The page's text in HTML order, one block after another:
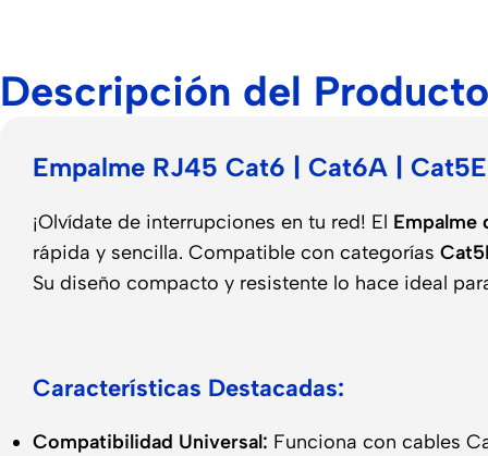
Descripción del Producto
Empalme RJ45 Cat6 | Cat6A |
¡Olvídate de interrupciones en tu red! El Empalme
rápida y sencilla. Compatible con categorías
Su diseño compacto y resistente lo hace ideal
Características Destacadas:
Compatibilidad Universal: Funciona con cables